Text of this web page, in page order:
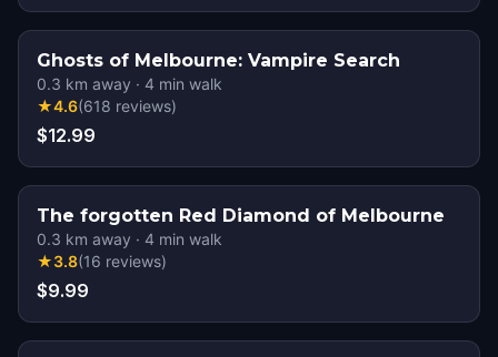
Ghosts of Melbourne: Vampire Search
0.3 km away · 4 min walk
★4.6(618 reviews)
$12.99
The forgotten Red Diamond of Melbourne
0.3 km away · 4 min walk
★3.8(16 reviews)
$9.99